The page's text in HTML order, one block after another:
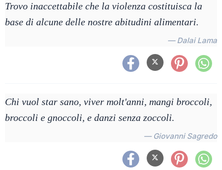
Trovo inaccettabile che la violenza costituisca la
base di alcune delle nostre abitudini alimentari.
— Dalai Lama
Chi vuol star sano, viver molt'anni, mangi broccoli,
broccoli e gnoccoli, e danzi senza zoccoli.
— Giovanni Sagredo